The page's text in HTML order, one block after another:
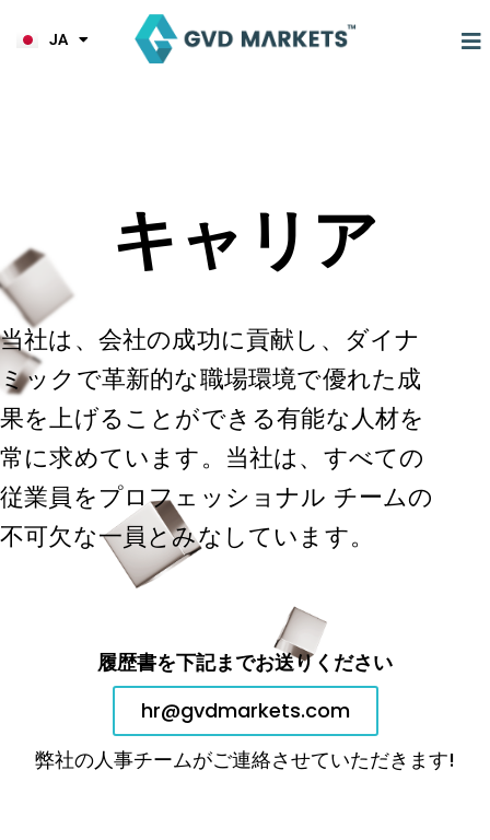
JA
HI
キャリア
当社は、会社の成功に貢献し、ダイナ
ミックで革新的な職場環境で優れた成
果を上げることができる有能な人材を
常に求めています。当社は、すべての
従業員をプロフェッショナル チームの
不可欠な一員とみなしています。
履歴書を下記までお送りください
hr@gvdmarkets.com
弊社の人事チームがご連絡させていただきます!